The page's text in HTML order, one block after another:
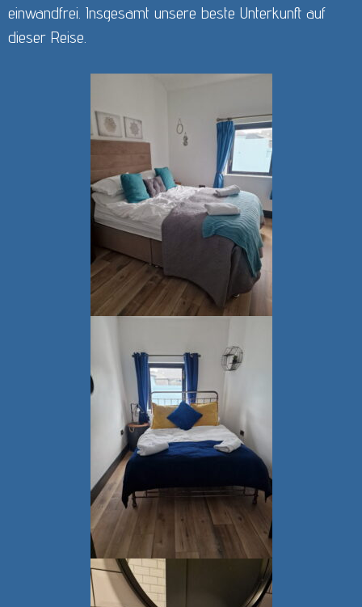
einwandfrei. Insgesamt unsere beste Unterkunft auf
dieser Reise.